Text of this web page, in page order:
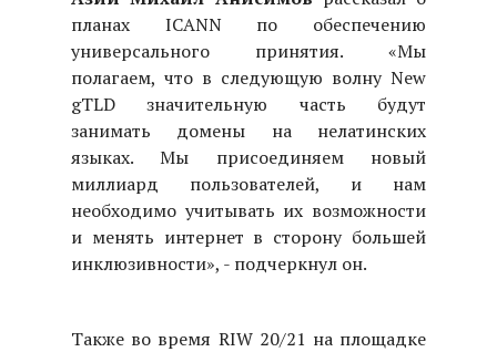
планах ICANN по обеспечению
универсального принятия. «Мы
полагаем, что в следующую волну New
gTLD значительную часть будут
занимать домены на нелатинских
языках. Мы присоединяем новый
миллиард пользователей, и нам
необходимо учитывать их возможности
и менять интернет в сторону большей
инклюзивности», - подчеркнул он.
Также во время RIW 20/21 на площадке